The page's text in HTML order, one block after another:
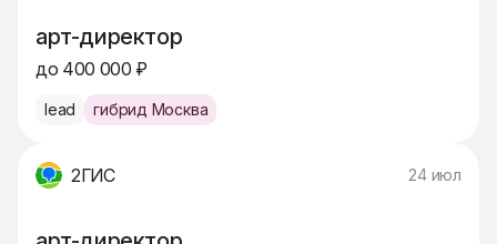
арт-директор
до 400 000 ₽
lead гибрид Москва
2ГИС 24 июл